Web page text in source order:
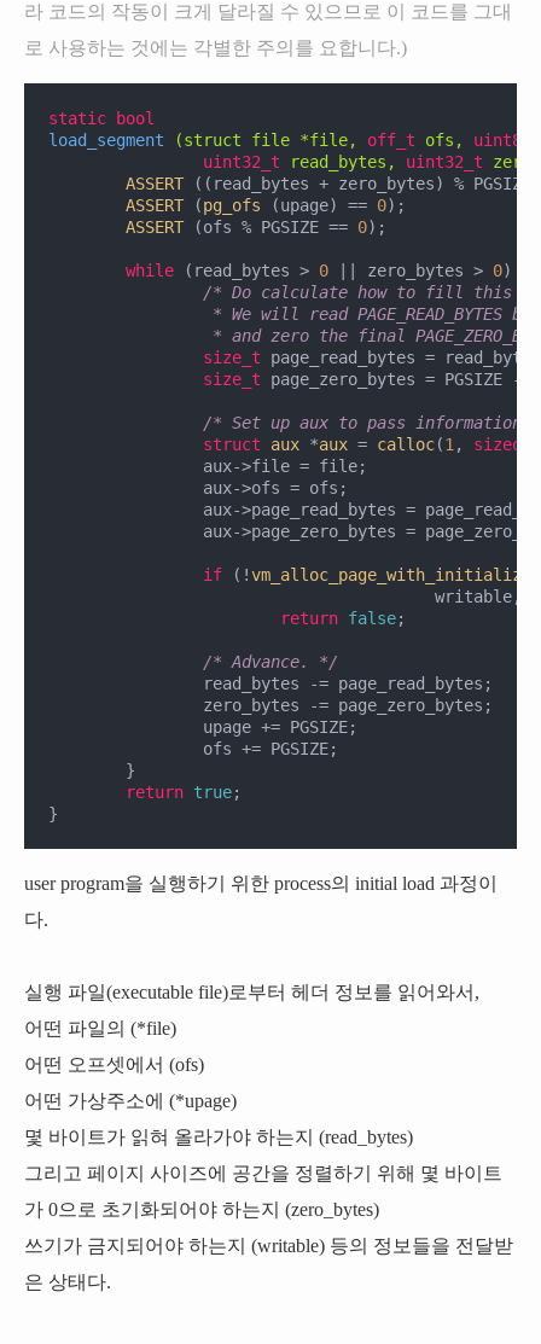
라 코드의 작동이 크게 달라질 수 있으므로 이 코드를 그대
로 사용하는 것에는 각별한 주의를 요합니다.)
static
bool
load_segment
(struct file *file, off_t ofs, uint8_t
uint32_t read_bytes, uint32_t
ASSERT ((read_bytes + zero_bytes) %
ASSERT (pg_ofs (upage) == 0);
ASSERT (ofs % PGSIZE == 0);
while (read_bytes > 0 || zero_bytes > 0) {
/* Do calculate how to fill this
* and zero the final
size_t page_read_bytes =
size_t page_zero_bytes = PGSIZE -
/* Set up aux to pass information
struct
aux *aux = calloc(1 , sizeof
if (!vm_alloc_page_with_initializer
return false;
/* Advance. */
return true;
}
user program을 실행하기 위한 process의 initial load 과정이
다.
실행 파일(executable file)로부터 헤더 정보를 읽어와서,
어떤 파일의 (*file)
어떤 오프셋에서 (ofs)
어떤 가상주소에 (*upage)
몇 바이트가 읽혀 올라가야 하는지 (read_bytes)
그리고 페이지 사이즈에 공간을 정렬하기 위해 몇 바이트
가 0으로 초기화되어야 하는지 (zero_bytes)
쓰기가 금지되어야 하는지 (writable) 등의 정보들을 전달받
은 상태다.